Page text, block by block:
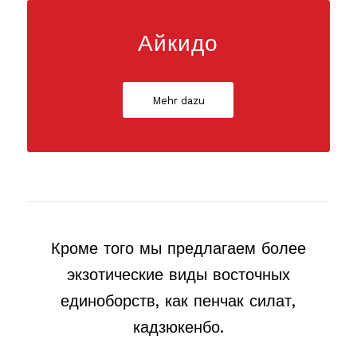
Айкидо
Mehr dazu
Кроме того мы предлагаем более
экзотические виды восточных
единоборств, как пенчак силат,
кадзюкенбо.